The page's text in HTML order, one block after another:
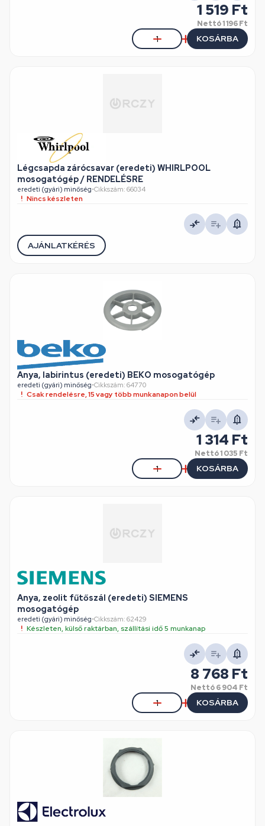
1 519 Ft
Nettó1 196 Ft
KOSÁRBA
Légcsapda zárócsavar (eredeti) WHIRLPOOL
mosogatógép / RENDELÉSRE
eredeti (gyári) minőség•Cikkszám: 66034
Nincs készleten
AJÁNLATKÉRÉS
Anya, labirintus (eredeti) BEKO mosogatógép
eredeti (gyári) minőség•Cikkszám: 64770
Csak rendelésre, 15 vagy több munkanapon belül
1 314 Ft
Nettó1 035 Ft
KOSÁRBA
Anya, zeolit fűtőszál (eredeti) SIEMENS
mosogatógép
eredeti (gyári) minőség•Cikkszám: 62429
Készleten, külső raktárban, szállítási idő 5 munkanap
8 768 Ft
Nettó6 904 Ft
KOSÁRBA